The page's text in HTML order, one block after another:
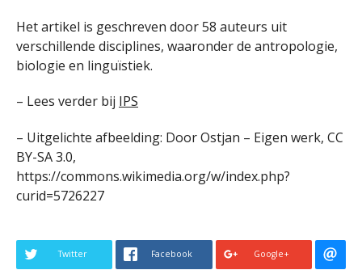
Het artikel is geschreven door 58 auteurs uit
verschillende disciplines, waaronder de antropologie,
biologie en linguïstiek.
– Lees verder bij IPS
– Uitgelichte afbeelding: Door Ostjan – Eigen werk, CC
BY-SA 3.0,
https://commons.wikimedia.org/w/index.php?
curid=5726227
Twitter Facebook Google+